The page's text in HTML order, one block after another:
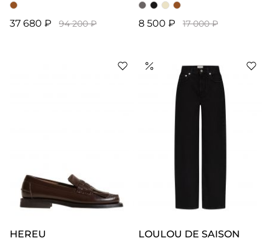
37 680 ₽ 94 200 ₽ 8 500 ₽ 17 000 ₽
HEREU LOULOU DE SAISON